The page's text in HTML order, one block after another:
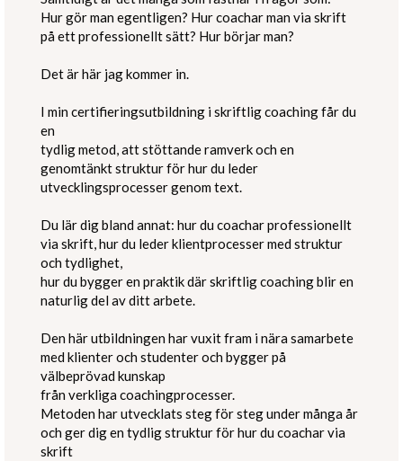
Hur gör man egentligen? Hur coachar man via skrift
på ett professionellt sätt? Hur börjar man?
Det är här jag kommer in.
I min certifieringsutbildning i skriftlig coaching får du
en
tydlig metod, att stöttande ramverk och en
genomtänkt struktur för hur du leder
utvecklingsprocesser genom text.
Du lär dig bland annat: hur du coachar professionellt
via skrift, hur du leder klientprocesser med struktur
och tydlighet,
hur du bygger en praktik där skriftlig coaching blir en
naturlig del av ditt arbete.
Den här utbildningen har vuxit fram i nära samarbete
med klienter och studenter och bygger på
välbeprövad kunskap
från verkliga coachingprocesser.
Metoden har utvecklats steg för steg under många år
och ger dig en tydlig struktur för hur du coachar via
skrift